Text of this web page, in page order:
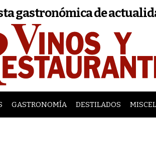
gastronómica de
GASTRONOMÍA DESTILADOS